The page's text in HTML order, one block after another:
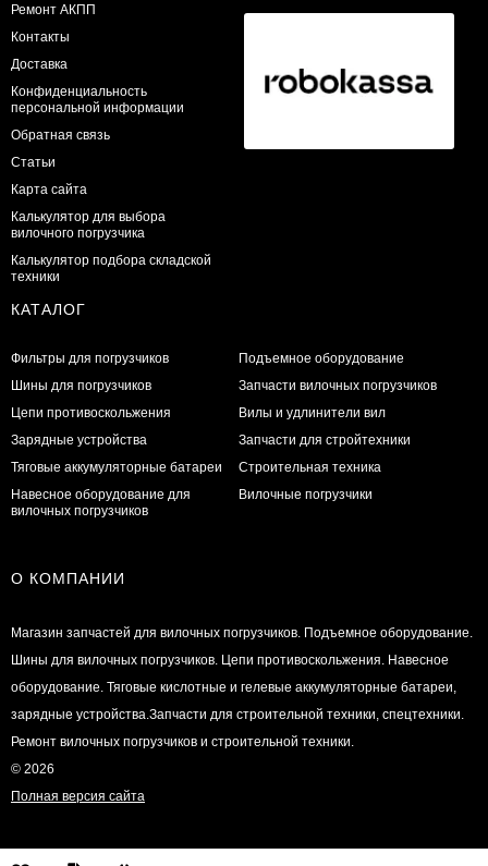
Ремонт АКПП
Контакты
Доставка
Конфиденциальность
персональной информации
Обратная связь
Статьи
Карта сайта
Калькулятор для выбора
вилочного погрузчика
Калькулятор подбора складской
техники
КАТАЛОГ
Фильтры для погрузчиков
Шины для погрузчиков
Цепи противоскольжения
Зарядные устройства
Тяговые аккумуляторные батареи
Навесное оборудование для
вилочных погрузчиков
Подъемное оборудование
Запчасти вилочных погрузчиков
Вилы и удлинители вил
Запчасти для стройтехники
Строительная техника
Вилочные погрузчики
О КОМПАНИИ
Магазин запчастей для вилочных погрузчиков. Подъемное оборудование.
Шины для вилочных погрузчиков. Цепи противоскольжения. Навесное
оборудование. Тяговые кислотные и гелевые аккумуляторные батареи,
зарядные устройства.Запчасти для строительной техники, спецтехники.
Ремонт вилочных погрузчиков и строительной техники.
© 2026
Полная версия сайта